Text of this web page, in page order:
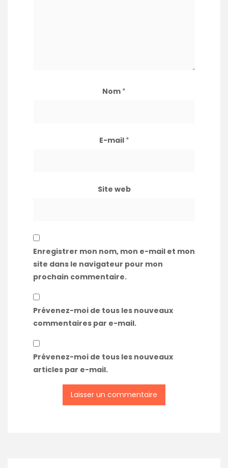
Nom *
E-mail *
Site web
Enregistrer mon nom, mon e-mail et mon
site dans le navigateur pour mon
prochain commentaire.
Prévenez-moi de tous les nouveaux
commentaires par e-mail.
Prévenez-moi de tous les nouveaux
articles par e-mail.